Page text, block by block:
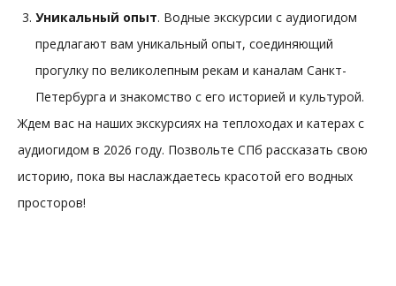
Уникальный опыт. Водные экскурсии с аудиогидом
предлагают вам уникальный опыт, соединяющий
прогулку по великолепным рекам и каналам Санкт-
Петербурга и знакомство с его историей и культурой.
Ждем вас на наших экскурсиях на теплоходах и катерах с
аудиогидом в 2026 году. Позвольте СПб рассказать свою
историю, пока вы наслаждаетесь красотой его водных
просторов!